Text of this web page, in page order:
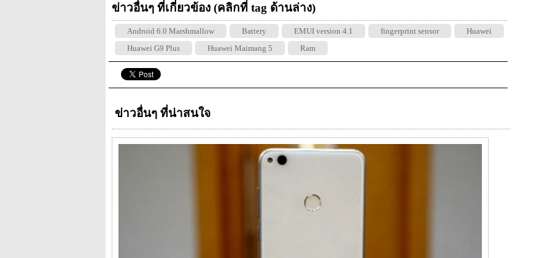
ข่าวอื่นๆ ที่เกี่ยวข้อง (คลิกที่ tag ด้านล่าง)
Android 6.0 Marshmallow Battery EMUI version 4.1 fingerprint sensor
Huawei
Huawei G9 Plus
Huawei Maimang 5 Ram
ข่าวอื่นๆ ที่น่าสนใจ